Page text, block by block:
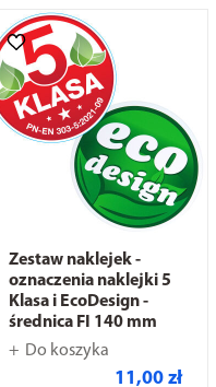
Zestaw naklejek -
oznaczenia naklejki 5
Klasa i EcoDesign -
średnica FI 140 mm
Do koszyka
11,00 zł